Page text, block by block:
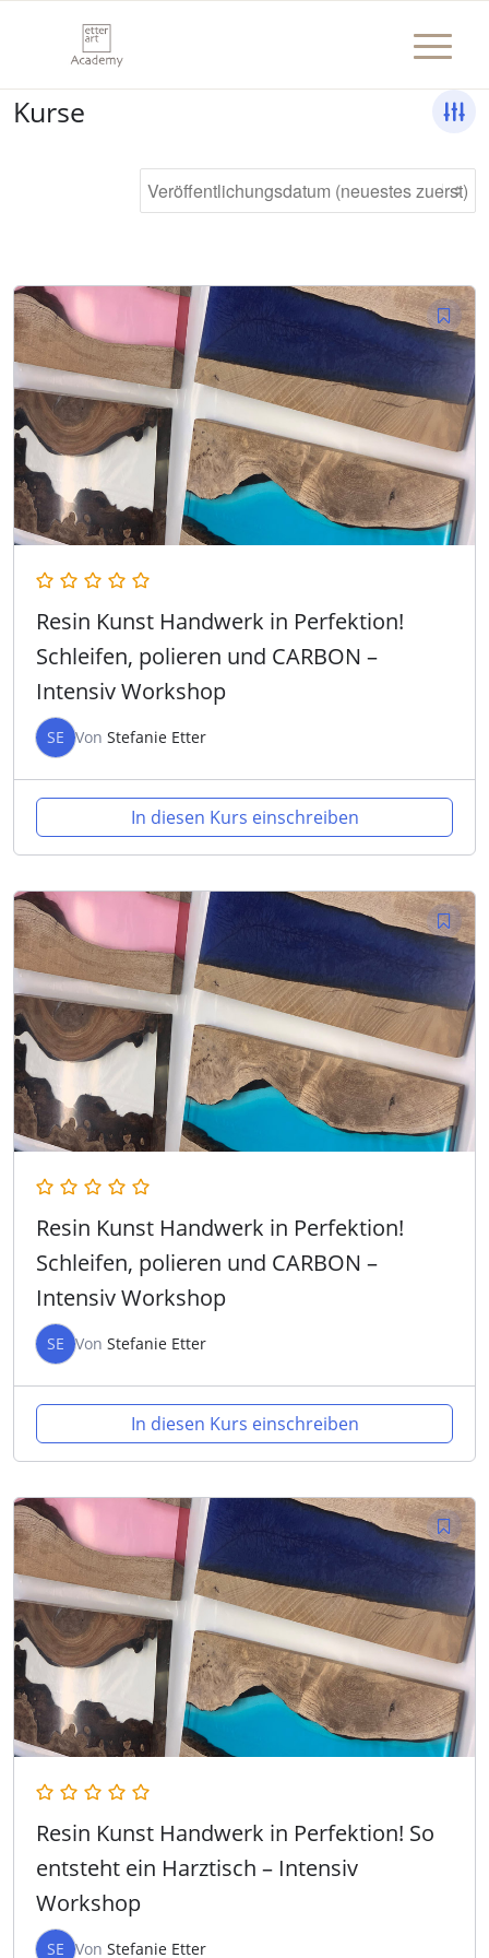
Kurse
Resin Kunst Handwerk in Perfektion!
Schleifen, polieren und CARBON –
Intensiv Workshop
SE Von Stefanie Etter
In diesen Kurs einschreiben
Resin Kunst Handwerk in Perfektion!
Schleifen, polieren und CARBON –
Intensiv Workshop
SE Von Stefanie Etter
In diesen Kurs einschreiben
Resin Kunst Handwerk in Perfektion! So
entsteht ein Harztisch – Intensiv
Workshop
SE Von Stefanie Etter